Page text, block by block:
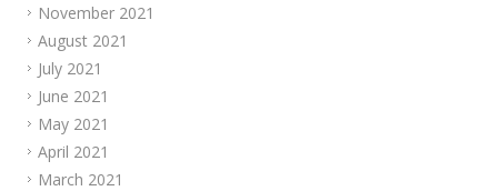
November 2021
August 2021
July 2021
June 2021
May 2021
April 2021
March 2021